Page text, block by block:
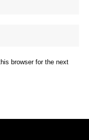
browser for the next